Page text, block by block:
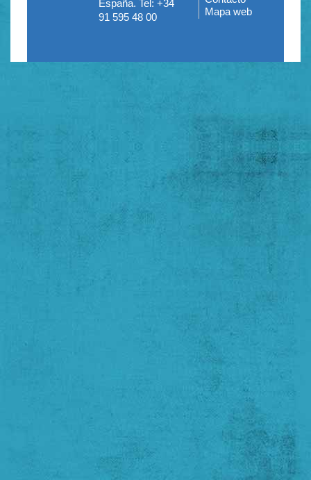
España. Tel: +34
91 595 48 00
pie
Mapa web